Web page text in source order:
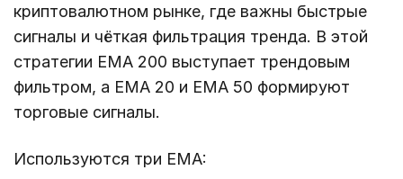
криптовалютном рынке, где важны быстрые
сигналы и чёткая фильтрация тренда. В этой
стратегии EMA 200 выступает трендовым
фильтром, а EMA 20 и EMA 50 формируют
торговые сигналы.
Используются три EMA: